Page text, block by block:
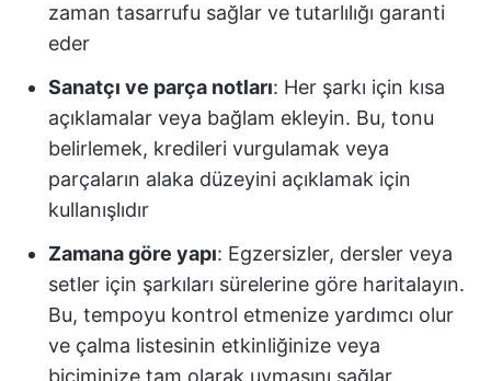
zaman tasarrufu sağlar ve tutarlılığı garanti
eder
Sanatçı ve parça notları: Her şarkı için kısa
açıklamalar veya bağlam ekleyin. Bu, tonu
belirlemek, kredileri vurgulamak veya
parçaların alaka düzeyini açıklamak için
kullanışlıdır
Zamana göre yapı: Egzersizler, dersler veya
setler için şarkıları sürelerine göre haritalayın.
Bu, tempoyu kontrol etmenize yardımcı olur
ve çalma listesinin etkinliğinize veya
biçiminize tam olarak uymasını sağlar